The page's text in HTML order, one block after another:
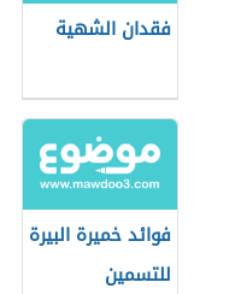
فقدان الشهية
فوائد خميرة البيرة
للتسمين